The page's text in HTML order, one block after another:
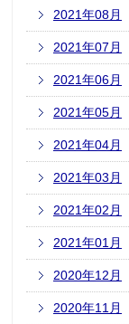
2021年08月
2021年07月
2021年06月
2021年05月
2021年04月
2021年03月
2021年02月
2021年01月
2020年12月
2020年11月